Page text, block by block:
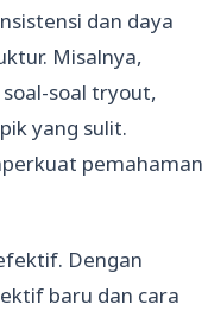
dan daya
Misalnya,
soal tryout,
yang sulit.
pemahaman
Dengan
baru dan cara